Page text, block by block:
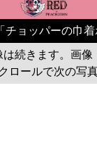
ョッパーの巾着
続きます。画像
ロールで次の写